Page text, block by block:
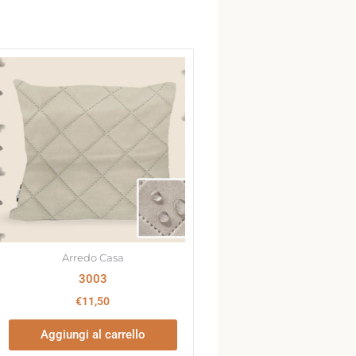
Arredo Casa
3003
€11,50
Aggiungi al carrello